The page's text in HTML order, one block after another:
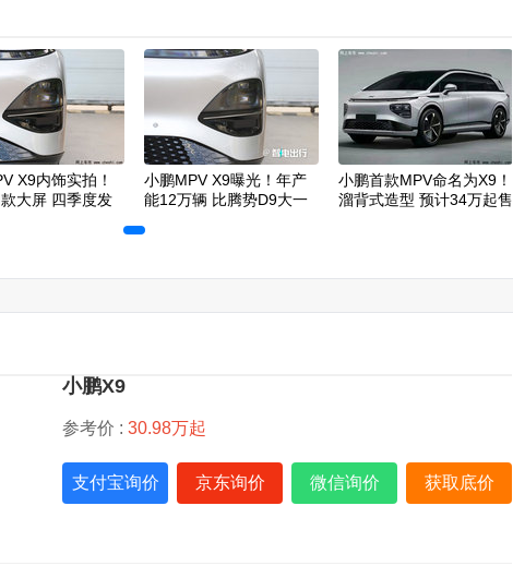
X9内饰实拍！
大屏 四季度发
小鹏MPV X9曝光！年产
能12万辆 比腾势D9大一
小鹏首款MPV命名为X9！
溜背式造型 预计34万起售
小鹏X9
参考价 : 30.98万起
支付宝询价 京东询价 微信询价 获取底价